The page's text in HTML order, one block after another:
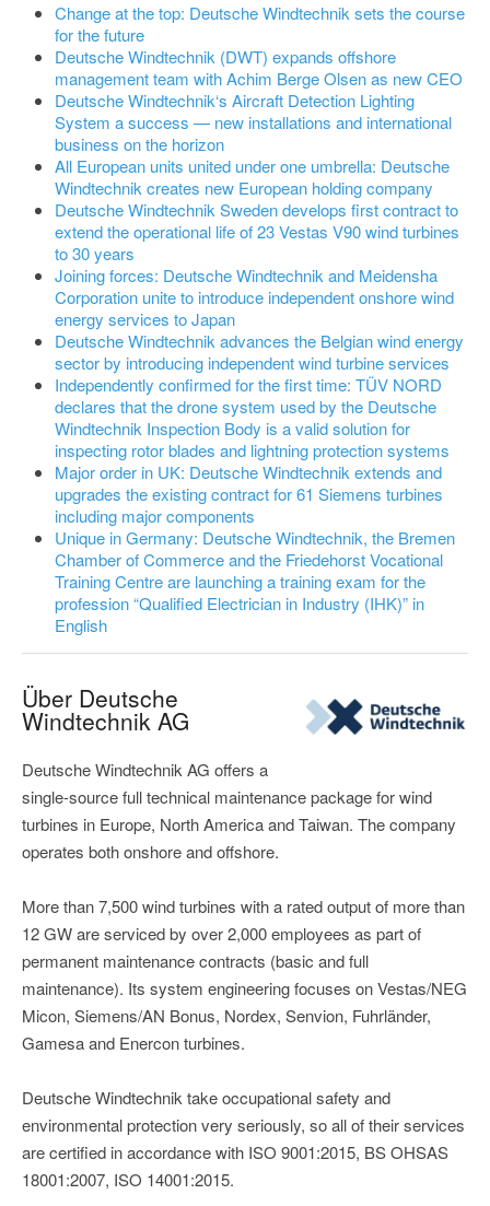
Change at the top: Deutsche Windtechnik sets the course
for the future
Deutsche Windtechnik (DWT) expands offshore
management team with Achim Berge Olsen as new CEO
Deutsche Windtechnik‘s Aircraft Detection Lighting
System a success — new installations and international
business on the horizon
All European units united under one umbrella: Deutsche
Windtechnik creates new European holding company
Deutsche Windtechnik Sweden develops first contract to
extend the operational life of 23 Vestas V90 wind turbines
to 30 years
Joining forces: Deutsche Windtechnik and Meidensha
Corporation unite to introduce independent onshore wind
energy services to Japan
Deutsche Windtechnik advances the Belgian wind energy
sector by introducing independent wind turbine services
Independently confirmed for the first time: TÜV NORD
declares that the drone system used by the Deutsche
Windtechnik Inspection Body is a valid solution for
inspecting rotor blades and lightning protection systems
Major order in UK: Deutsche Windtechnik extends and
upgrades the existing contract for 61 Siemens turbines
including major components
Unique in Germany: Deutsche Windtechnik, the Bremen
Chamber of Commerce and the Friedehorst Vocational
Training Centre are launching a training exam for the
profession “Qualified Electrician in Industry (IHK)” in
English
Über Deutsche
Windtechnik AG
Deutsche Windtechnik AG offers a
single-source full technical maintenance package for wind
turbines in Europe, North America and Taiwan. The company
operates both onshore and offshore.
More than 7,500 wind turbines with a rated output of more than
12 GW are serviced by over 2,000 employees as part of
permanent maintenance contracts (basic and full
maintenance). Its system engineering focuses on Vestas/NEG
Micon, Siemens/AN Bonus, Nordex, Senvion, Fuhrländer,
Gamesa and Enercon turbines.
Deutsche Windtechnik take occupational safety and
environmental protection very seriously, so all of their services
are certified in accordance with ISO 9001:2015, BS OHSAS
18001:2007, ISO 14001:2015.